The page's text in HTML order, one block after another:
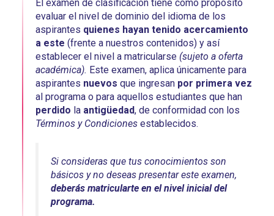
El examen de clasificación tiene como propósito
evaluar el nivel de dominio del idioma de los
aspirantes quienes hayan tenido acercamiento
a este (frente a nuestros contenidos) y así
establecer el nivel a matricularse (sujeto a oferta
académica). Este examen, aplica únicamente para
aspirantes nuevos que ingresanpor primera vez
al programa o para aquellos estudiantes que han
perdido la antigüedad, de conformidad con los
Términos y Condicionesestablecidos.
Si consideras que tus conocimientos son
básicos y no deseas presentar este examen,
deberás matricularte en el nivel inicial del
programa.